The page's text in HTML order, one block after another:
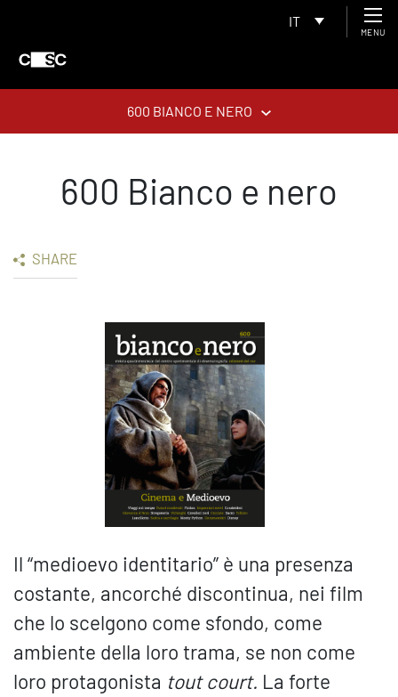
IT
MENU
600 BIANCO E NERO
600 Bianco e nero
SHARE
Il “medioevo identitario” è una presenza
costante, ancorché discontinua, nei film
che lo scelgono come sfondo, come
ambiente della loro trama, se non come
loro protagonista tout court. La forte